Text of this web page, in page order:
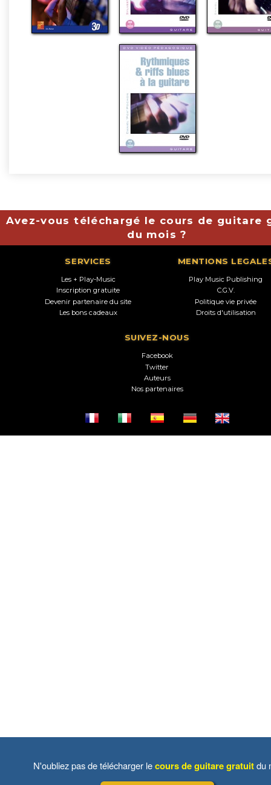
Avez-vous téléchargé le cours de guitare
du mois ?
SERVICES
Les + Play-Music
Inscription gratuite
Devenir partenaire du site
Les bons cadeaux
MENTIONS
Play Music Publishing
C.G.V.
Politique vie privée
Droits d'utilisation
SUIVEZ-NOUS
Facebook
Twitter
Auteurs
Nos partenaires
N'oubliez pas de télécharger lecours de guitare gratuitdu